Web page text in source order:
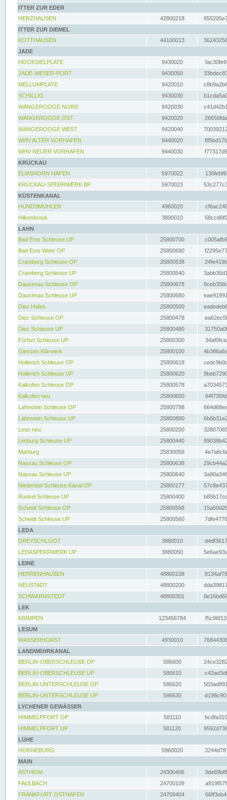
ITTER ZUR EDER
HERZHAUSEN
42800218
ITTER ZUR DIEMEL
KOTTHAUSEN
44100013
JADE
HOOKSIELPLATE
9430020
JADE-WESER-PORT
9430050
MELLUMPLATE
9420010
SCHILLIG
9430030
WANGEROOGE NORD
9420030
WANGEROOGE OST
9420020
WANGEROOGE WEST
9420040
WHV ALTER VORHAFEN
9440020
WHV NEUER VORHAFEN
9440030
KRÜCKAU
ELMSHORN HAFEN
5970022
KRÜCKAU-SPERRWERK BP
5970023
KÜSTENKANAL
HUNDSMÜHLEN
4960020
Hilkenbrook
3800010
LAHN
Bad Ems Schleuse UP
25800700
Bad Ems Wehr OP
25800690
Cramberg Schleuse OP
25800538
Cramberg Schleuse UP
25800540
Dausenau Schleuse OP
25800678
Dausenau Schleuse UP
25800680
Diez Hafen
25800500
Diez Schleuse OP
25800478
Diez Schleuse UP
25800480
Fürfurt Schleuse UP
25800300
Giessen Klärwerk
25800100
Hollerich Schleuse OP
25800618
Hollerich Schleuse UP
25800620
Kalkofen Schleuse OP
25800578
Kalkofen neu
25800600
Lahnstein Schleuse OP
25800798
Lahnstein Schleuse UP
25800800
Leun neu
25800200
Limburg Schleuse UP
25800440
Marburg
25830056
Nassau Schleuse OP
25800638
Nassau Schleuse UP
25800640
Niederbiel Schleuse Kanal OP
25800177
Runkel Schleuse UP
25800400
Scheidt Schleuse OP
25800558
Scheidt Schleuse UP
25800560
LEDA
DREYSCHLOOT
3880010
LEDASPERRWERK UP
3880050
LEINE
HERRENHAUSEN
48800108
NEUSTADT
48800200
SCHWARMSTEDT
48800301
LEK
KRIMPEN
123456784
LESUM
WASSERHORST
4930010
LANDWEHRKANAL
BERLIN-OBERSCHLEUSE OP
586600
BERLIN-OBERSCHLEUSE UP
586610
BERLIN-UNTERSCHLEUSE OP
586620
BERLIN-UNTERSCHLEUSE UP
586630
LYCHENER GEWÄSSER
HIMMELPFORT OP
581110
HIMMELPFORT UP
581120
LÜHE
HORNEBURG
5960020
MAIN
ASTHEIM
24300406
FAULBACH
24700109
FRANKFURT OSTHAFEN
24700404